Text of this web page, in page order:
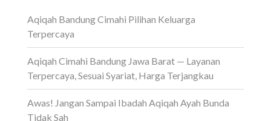
Aqiqah Bandung Cimahi Pilihan Keluarga
Terpercaya
Aqiqah Cimahi Bandung Jawa Barat — Layanan
Terpercaya, Sesuai Syariat, Harga Terjangkau
Awas! Jangan Sampai Ibadah Aqiqah Ayah Bunda
Tidak Sah